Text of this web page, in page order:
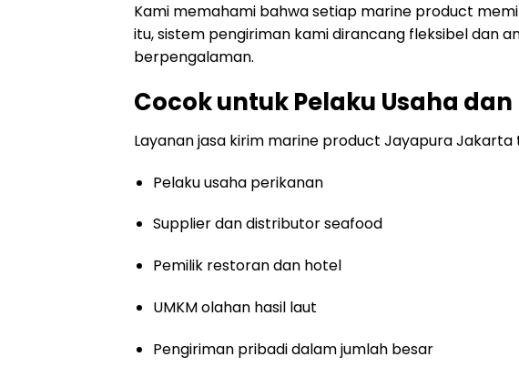
Kami memahami bahwa setiap marine product
itu, sistem pengiriman kami dirancang fleksibel dan
berpengalaman.
Cocok untuk Pelaku Usaha
Layanan jasa kirim marine product Jayapura
Pelaku usaha perikanan
Supplier dan distributor seafood
Pemilik restoran dan hotel
UMKM olahan hasil laut
Pengiriman pribadi dalam jumlah besar